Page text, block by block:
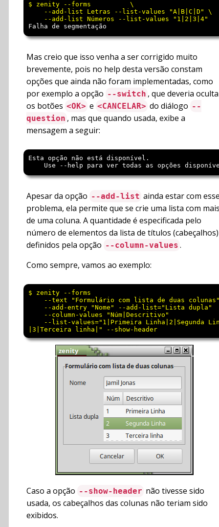
$ zenity --forms          \
    --add-list Letras --list-values "A|B|C|D" \
Falha de segmentação
Mas creio que isso venha a ser corrigido muito
brevemente, pois no help desta versão constam
opções que ainda não foram implementadas, como
por exemplo a opção --switch , que deveria
os botões <OK> e <CANCELAR> do diálogo --
question , mas que quando usada, exibe a
mensagem a seguir:
Esta opção não está disponível.
Apesar da opção --add-list ainda estar com
problema, ela permite que se crie uma lista com
de uma coluna. A quantidade é especificada pelo
número de elementos da lista de títulos (cabeçalhos)
definidos pela opção --column-values .
Como sempre, vamos ao exemplo:
$ zenity --forms
--text "Formulário com lista de duas
--add-entry "Nome" --add-list="Lista dupla"
--column-values "Núm|Descritivo"
--list-values="1|Primeira Linha|2|Segunda
Caso a opção --show-header não tivesse sido
usada, os cabeçalhos das colunas não teriam sido
exibidos.